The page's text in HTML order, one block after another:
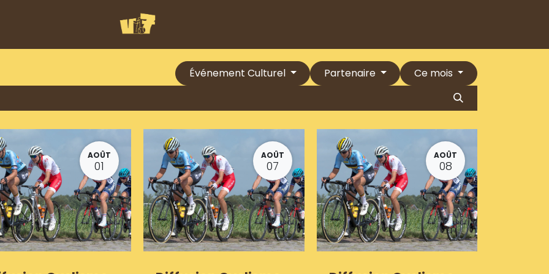
Événement Culturel Partenaire Ce mois
AOÛT
01
AOÛT
07
AOÛT
08